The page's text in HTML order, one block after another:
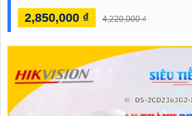
2,850,000 ₫ 4,220,000 ₫